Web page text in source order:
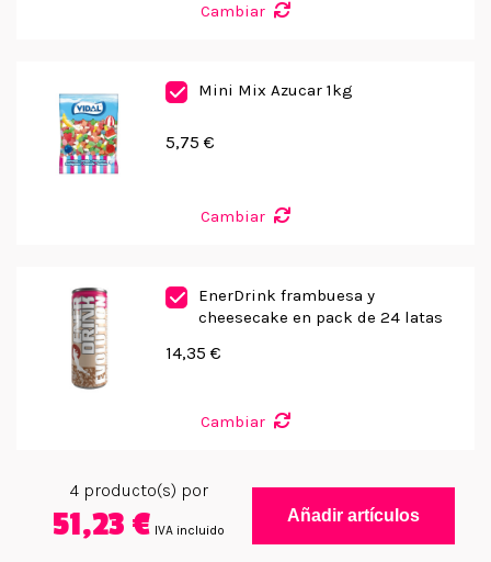
Cambiar
Mini Mix Azucar 1kg
5,75 €
Cambiar
EnerDrink frambuesa y
cheesecake en pack de 24 latas
14,35 €
Cambiar
4producto(s) por
51,23 € IVA incluido
Añadir artículos